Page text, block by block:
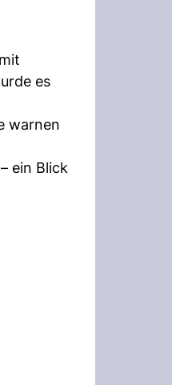
es
warnen
ein Blick